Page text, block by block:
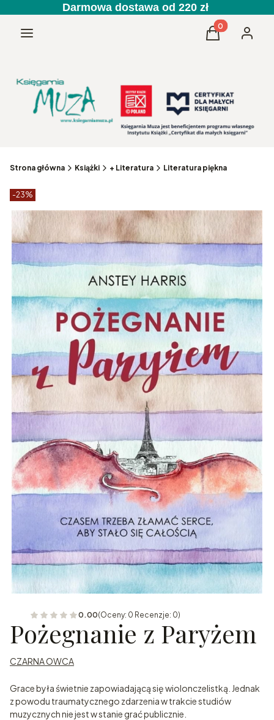
Darmowa dostawa od 220 zł
Menu Produkty w
Koszyk
Strona główna Książki + Literatura Literatura piękna
Etykiety produktu
-23%
0.00(Oceny: 0 Recenzje: 0)
Pożegnanie z Paryżem
CZARNA OWCA
Grace była świetnie zapowiadającą się wiolonczelistką. Jednak
z powodu traumatycznego zdarzenia w trakcie studiów
muzycznych nie jest w stanie grać publicznie.